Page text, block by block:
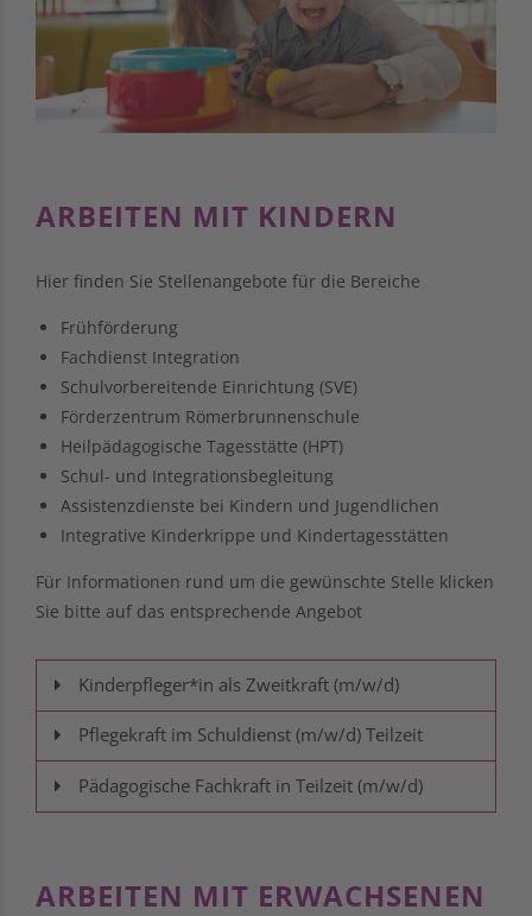
ARBEITEN MIT KINDERN
Hier finden Sie Stellenangebote für die Bereiche
Frühförderung
Fachdienst Integration
Schulvorbereitende Einrichtung (SVE)
Förderzentrum Römerbrunnenschule
Heilpädagogische Tagesstätte (HPT)
Schul- und Integrationsbegleitung
Assistenzdienste bei Kindern und Jugendlichen
Integrative Kinderkrippe und Kindertagesstätten
Für Informationen rund um die gewünschte Stelle klicken
Sie bitte auf das entsprechende Angebot
Kinderpfleger*in als Zweitkraft (m/w/d)
Pflegekraft im Schuldienst (m/w/d) Teilzeit
Pädagogische Fachkraft in Teilzeit (m/w/d)
ARBEITEN MIT ERWACHSENEN